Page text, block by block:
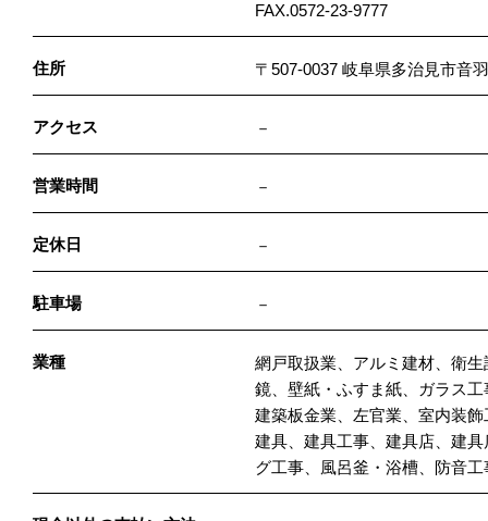
FAX.0572-23-9777
住所 〒507-0037 岐阜県多治見市音
アクセス －
営業時間 －
定休日 －
駐車場 －
業種
網戸取扱業、アルミ建材、衛
鏡、壁紙・ふすま紙、ガラス
建築板金業、左官業、室内装
建具、建具工事、建具店、建
グ工事、風呂釜・浴槽、防音